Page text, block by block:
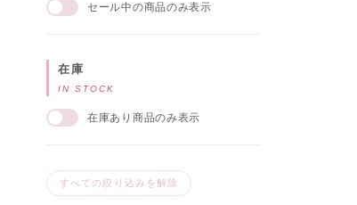
セール中の商品のみ表示
在庫
IN STOCK
在庫あり商品のみ表示
すべての絞り込みを解除